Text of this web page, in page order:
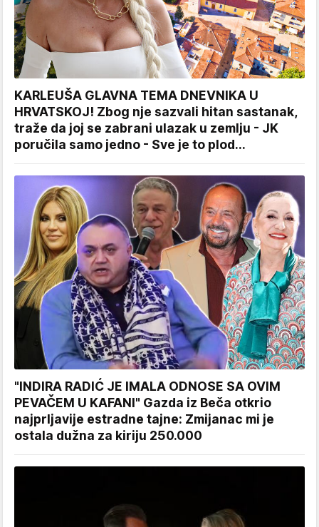
KARLEUŠA GLAVNA TEMA DNEVNIKA U
HRVATSKOJ! Zbog nje sazvali hitan sastanak,
traže da joj se zabrani ulazak u zemlju - JK
poručila samo jedno - Sve je to plod...
"INDIRA RADIĆ JE IMALA ODNOSE SA OVIM
PEVAČEM U KAFANI" Gazda iz Beča otkrio
najprljavije estradne tajne: Zmijanac mi je
ostala dužna za kiriju 250.000